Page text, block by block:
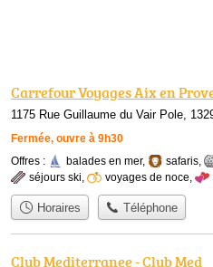
Carrefour Voyages Aix en
1175 Rue Guillaume du Vair Pole,
Fermée, ouvre à 9h30
Offres : balades en mer, safaris
séjours ski
voyages de noce
Horaires Téléphone
Club Mediterranee - Club Med